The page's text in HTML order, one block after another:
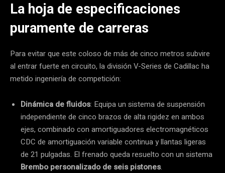
La hoja de especificaciones
puramente de carreras
Para evitar que este coloso de más de cinco metros subvire
al entrar fuerte en circuito, la división V-Series de Cadillac ha
metido ingeniería de competición:
Dinámica de fluidos: Equipa un sistema de suspensión
independiente de cinco brazos de alta rigidez en ambos
ejes, combinado con amortiguadores electromagnéticos
CDC de amortiguación variable continua y llantas ligeras
de 21 pulgadas. El frenado queda resuelto con un sistema
Brembo personalizado de seis pistones.